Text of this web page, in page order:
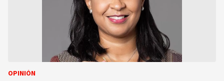
OPINIÓN